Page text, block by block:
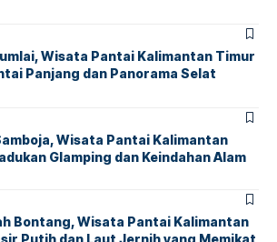
Wisata Pantai Kalimantan Timur
Panjang dan Panorama Selat
Wisata Pantai Kalimantan
Glamping dan Keindahan Alam
Bontang, Wisata Pantai Kalimantan